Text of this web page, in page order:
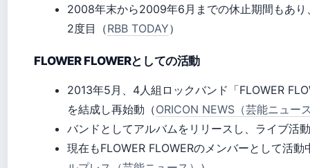
2008年末から2009年6月までの休止期間もあり
2度目（RBB TODAY）
FLOWER FLOWERとしての活動
2013年5月、4人組ロックバンド「FLOWER
を結成し再始動（ORICON NEWS（芸能ニュー
バンドとしてアルバムをリリースし、ライブ活
現在もFLOWER FLOWERのメンバーとして活動